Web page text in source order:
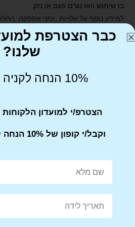
בו שימוש ו/או נגרם פגם או נזק.
למידע נוסף על עלויות ,זמני אספקה
Pin This Product
מוצרים קשורים
כבר הצטרפת
שלנו?
10% הנחה לקניה הראשונה
הצטרפ/י למועדון הלקוחות
וקבל/י קופון של 10% הנחה לקניה הראשונה!